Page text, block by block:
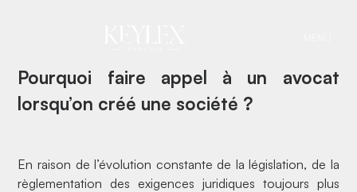
société ?
Pourquoi faire appel à un avocat
lorsqu’on créé une société ?
En raison de l’évolution constante de la législation, de la
règlementation des exigences juridiques toujours plus